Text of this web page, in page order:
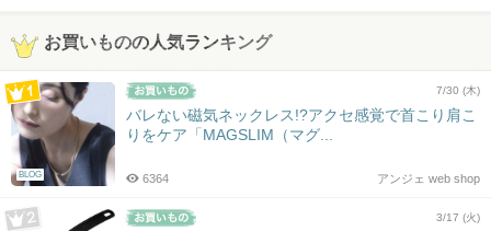
お買いものの人気ランキング
BLOG
7/30 (木)
バレない磁気ネックレス!?アクセ感覚で首こり肩こ
りをケア「MAGSLIM（マグ...
アンジェ web shop
6364
3/17 (火)